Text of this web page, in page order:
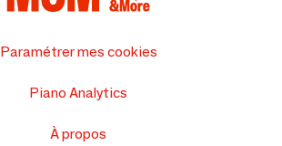
Paramétrer mes cookies
Piano Analytics
À propos